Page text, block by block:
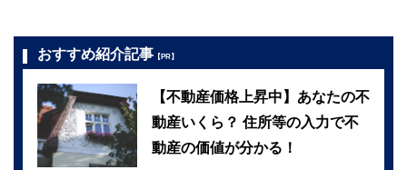
おすすめ紹介記事 【PR】
【不動産価格上昇中】あなたの不
動産いくら？ 住所等の入力で不
動産の価値が分かる！